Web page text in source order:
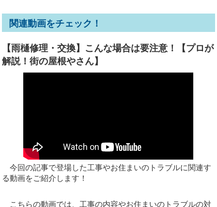
関連動画をチェック！
【雨樋修理・交換】こんな場合は要注意！【プロが
解説！街の屋根やさん】
今回の記事で登場した工事やお住まいのトラブルに関連す
る動画をご紹介します！
こちらの動画では、工事の内容やお住まいのトラブルの対